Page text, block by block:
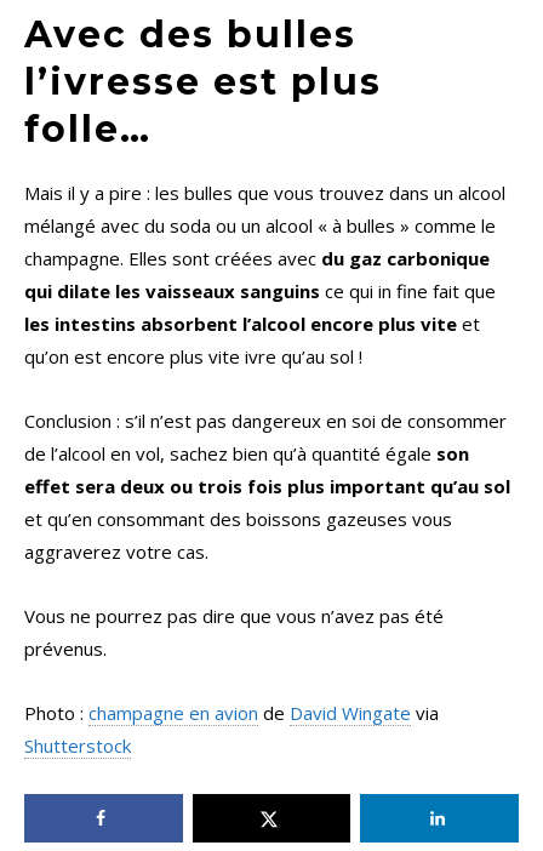
Avec des bulles
l’ivresse est plus
folle…
Mais il y a pire : les bulles que vous trouvez dans un alcool
mélangé avec du soda ou un alcool « à bulles » comme le
champagne. Elles sont créées avec du gaz carbonique
qui dilate les vaisseaux sanguins ce qui in fine fait que
les intestins absorbent l’alcool encore plus vite et
qu’on est encore plus vite ivre qu’au sol !
Conclusion : s’il n’est pas dangereux en soi de consommer
de l’alcool en vol, sachez bien qu’à quantité égale son
effet sera deux ou trois fois plus important qu’au sol
et qu’en consommant des boissons gazeuses vous
aggraverez votre cas.
Vous ne pourrez pas dire que vous n’avez pas été
prévenus.
Photo : champagne en avion de David Wingate via
Shutterstock